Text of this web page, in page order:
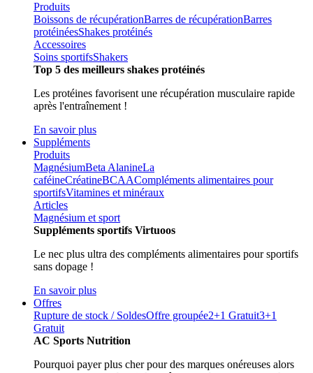
Produits
Boissons de récupérationBarres de récupérationBarres
protéinéesShakes protéinés
Accessoires
Soins sportifsShakers
Top 5 des meilleurs shakes protéinés
Les protéines favorisent une récupération musculaire rapide
après l'entraînement !
En savoir plus
Suppléments
Produits
MagnésiumBeta AlanineLa
caféineCréatineBCAACompléments alimentaires pour
sportifsVitamines et minéraux
Articles
Magnésium et sport
Suppléments sportifs Virtuoos
Le nec plus ultra des compléments alimentaires pour sportifs
sans dopage !
En savoir plus
Offres
Rupture de stock / SoldesOffre groupée2+1 Gratuit3+1
Gratuit
AC Sports Nutrition
Pourquoi payer plus cher pour des marques onéreuses alors